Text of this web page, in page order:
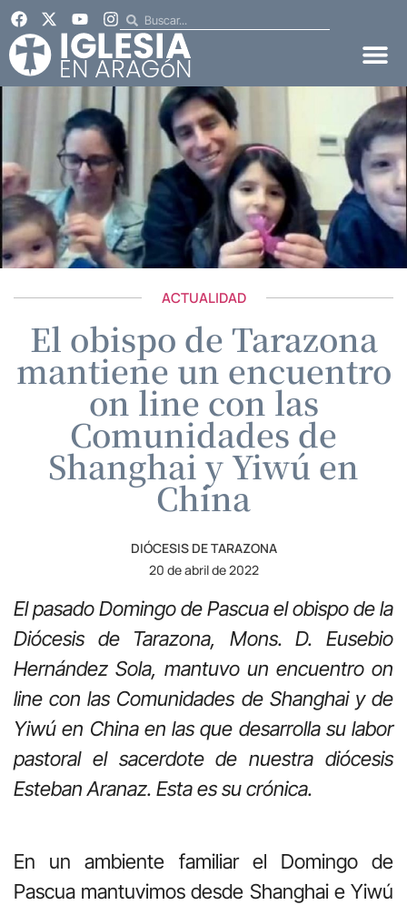
ACTUALIDAD
El obispo de Tarazona
mantiene un encuentro
on line con las
Comunidades de
Shanghai y Yiwú en
China
DIÓCESIS DE TARAZONA
20 de abril de 2022
El pasado Domingo de Pascua el obispo de la
Diócesis de Tarazona, Mons. D. Eusebio
Hernández Sola, mantuvo un encuentro on
line con las Comunidades de Shanghai y de
Yiwú en China en las que desarrolla su labor
pastoral el sacerdote de nuestra diócesis
Esteban Aranaz. Esta es su crónica.
En un ambiente familiar el Domingo de
Pascua mantuvimos desde Shanghai e Yiwú